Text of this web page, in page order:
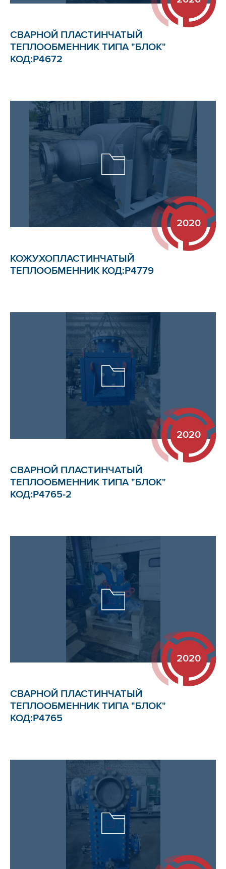
СВАРНОЙ ПЛАСТИНЧАТЫЙ
ТЕПЛООБМЕННИК ТИПА "БЛОК"
КОД:Р4672
2020
КОЖУХОПЛАСТИНЧАТЫЙ
ТЕПЛООБМЕННИК КОД:Р4779
2020
СВАРНОЙ ПЛАСТИНЧАТЫЙ
ТЕПЛООБМЕННИК ТИПА "БЛОК"
КОД:Р4765-2
2020
СВАРНОЙ ПЛАСТИНЧАТЫЙ
ТЕПЛООБМЕННИК ТИПА "БЛОК"
КОД:Р4765